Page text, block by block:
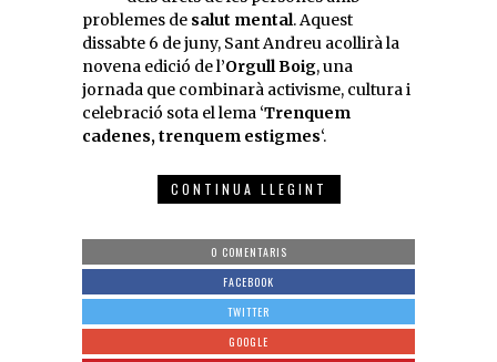
problemes de salut mental. Aquest
dissabte 6 de juny, Sant Andreu acollirà la
novena edició de l’Orgull Boig, una
jornada que combinarà activisme, cultura i
celebració sota el lema ‘Trenquem
cadenes, trenquem estigmes‘.
CONTINUA LLEGINT
0 COMENTARIS
FACEBOOK
TWITTER
GOOGLE